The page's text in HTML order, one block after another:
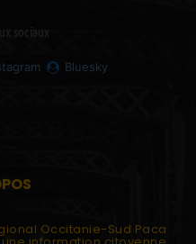
sociaux
Bluesky
Occitanie-Sud Paca